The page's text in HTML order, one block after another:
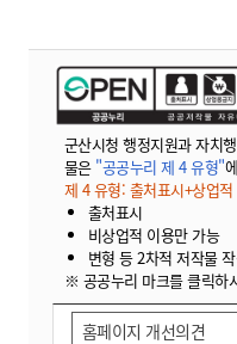
군산시청 행정지원과 자치
물은 "공공누리 제 4 유형"
제 4 유형: 출처표시+상업
출처표시
비상업적 이용만 가능
변형 등 2차적 저작물
※ 공공누리 마크를 클릭하
홈페이지 개선의견